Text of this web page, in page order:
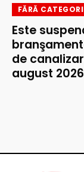
FĂRĂ
Este
de
august 2026